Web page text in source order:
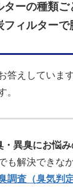
ターの種類
フィルター
答えしていま
。
異臭にお悩
も解決できな
調査（臭気判